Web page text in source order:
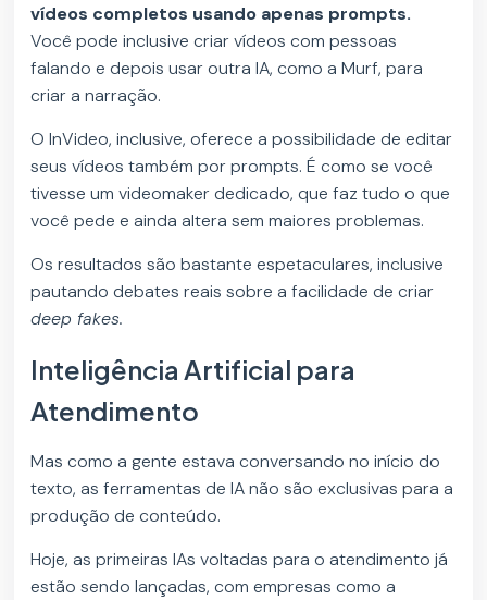
vídeos completos usando apenas prompts.
Você pode inclusive criar vídeos com pessoas
falando e depois usar outra IA, como a Murf, para
criar a narração.
O InVideo, inclusive, oferece a possibilidade de editar
seus vídeos também por prompts. É como se você
tivesse um videomaker dedicado, que faz tudo o que
você pede e ainda altera sem maiores problemas.
Os resultados são bastante espetaculares, inclusive
pautando debates reais sobre a facilidade de criar
deep fakes.
Inteligência Artificial para
Atendimento
Mas como a gente estava conversando no início do
texto, as ferramentas de IA não são exclusivas para a
produção de conteúdo.
Hoje, as primeiras IAs voltadas para o atendimento já
estão sendo lançadas, com empresas como a